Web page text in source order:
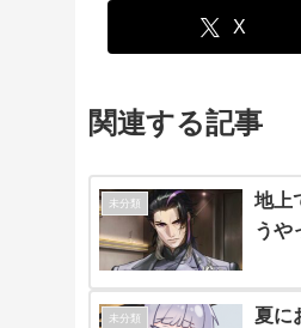
X
関連する記事
未分類
地上
うや
未分類
夏に